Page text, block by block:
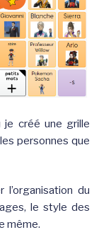
je créé une grille
personnes que
du
le style des
même.